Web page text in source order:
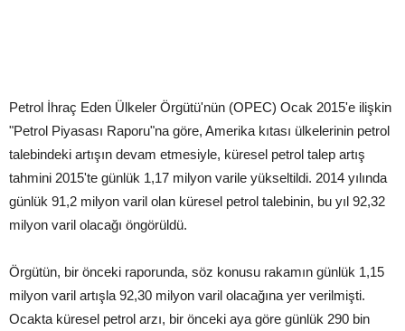
Petrol İhraç Eden Ülkeler Örgütü'nün (OPEC) Ocak 2015'e ilişkin
"Petrol Piyasası Raporu"na göre, Amerika kıtası ülkelerinin petrol
talebindeki artışın devam etmesiyle, küresel petrol talep artış
tahmini 2015'te günlük 1,17 milyon varile yükseltildi. 2014 yılında
günlük 91,2 milyon varil olan küresel petrol talebinin, bu yıl 92,32
milyon varil olacağı öngörüldü.
Örgütün, bir önceki raporunda, söz konusu rakamın günlük 1,15
milyon varil artışla 92,30 milyon varil olacağına yer verilmişti.
Ocakta küresel petrol arzı, bir önceki aya göre günlük 290 bin